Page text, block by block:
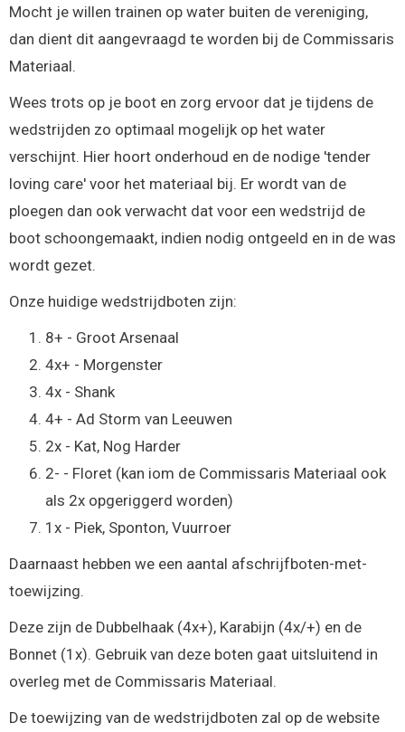
Mocht je willen trainen op water buiten de vereniging,
dan dient dit aangevraagd te worden bij de Commissaris
Materiaal.
Wees trots op je boot en zorg ervoor dat je tijdens de
wedstrijden zo optimaal mogelijk op het water
verschijnt. Hier hoort onderhoud en de nodige 'tender
loving care' voor het materiaal bij. Er wordt van de
ploegen dan ook verwacht dat voor een wedstrijd de
boot schoongemaakt, indien nodig ontgeeld en in de was
wordt gezet.
Onze huidige wedstrijdboten zijn:
8+ - Groot Arsenaal
4x+ - Morgenster
4x - Shank
4+ - Ad Storm van Leeuwen
2x - Kat, Nog Harder
2- - Floret (kan iom de Commissaris Materiaal ook
als 2x opgeriggerd worden)
1x - Piek, Sponton, Vuurroer
Daarnaast hebben we een aantal afschrijfboten-met-
toewijzing.
Deze zijn de Dubbelhaak (4x+), Karabijn (4x/+) en de
Bonnet (1x). Gebruik van deze boten gaat uitsluitend in
overleg met de Commissaris Materiaal.
De toewijzing van de wedstrijdboten zal op de website